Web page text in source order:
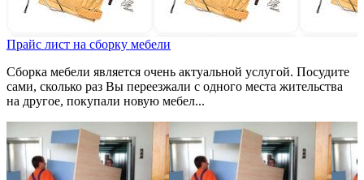
Прайс лист на сборку мебели
Сборка мебели является очень актуальной услугой. Посудите
сами, сколько раз Вы переезжали с одного места жительства
на другое, покупали новую мебел...